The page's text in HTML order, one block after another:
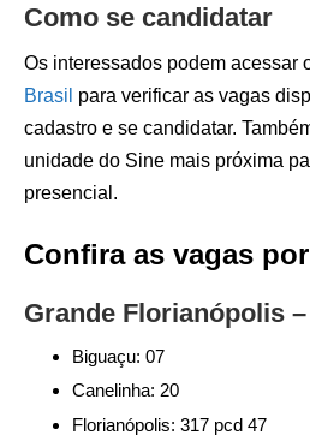
Como se candidatar
Os interessados podem acessar
Brasil para verificar as vagas
cadastro e se candidatar.
unidade do Sine mais próxima
presencial.
Confira as vagas
Grande Florianópolis
Biguaçu: 07
Canelinha: 20
Florianópolis: 317 pcd 47